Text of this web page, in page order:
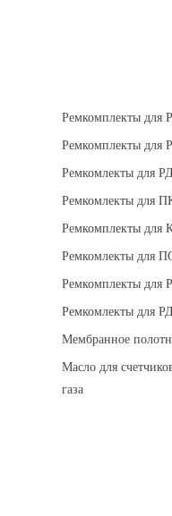
Ремкомплекты для
Ремкомплекты для
Ремкомлекты для
Ремкомлекты для
Ремкомплекты для
Ремкомлекты для
Ремкомплекты для
Ремкомлекты для
Мембранное
Масло для
газа